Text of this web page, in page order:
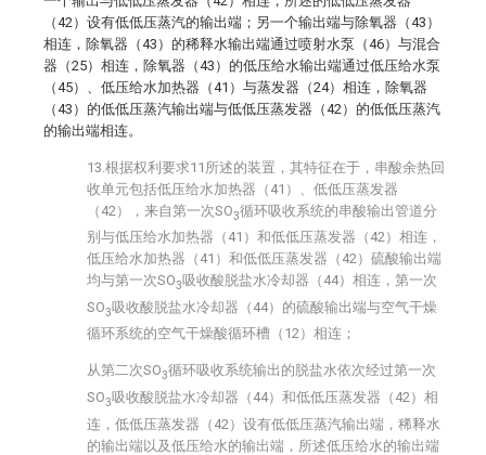
（42）设有低低压蒸汽的输出端；另一个输出端与除氧器（43）
相连，除氧器（43）的稀释水输出端通过喷射水泵（46）与混合
器（25）相连，除氧器（43）的低压给水输出端通过低压给水泵
（45）、低压给水加热器（41）与蒸发器（24）相连，除氧器
（43）的低低压蒸汽输出端与低低压蒸发器（42）的低低压蒸汽
的输出端相连。
13.根据权利要求11所述的装置，其特征在于，串酸余热回
收单元包括低压给水加热器（41）、低低压蒸发器
（42），来自第一次SO3循环吸收系统的串酸输出管道分
别与低压给水加热器（41）和低低压蒸发器（42）相连，
低压给水加热器（41）和低低压蒸发器（42）硫酸输出端
均与第一次SO3吸收酸脱盐水冷却器（44）相连，第一次
SO3 吸收酸脱盐水冷却器（44）的硫酸输出端与空气干燥
循环系统的空气干燥酸循环槽（12）相连；
从第二次SO3循环吸收系统输出的脱盐水依次经过第一次
SO3吸收酸脱盐水冷却器（44）和低低压蒸发器（42）相
连，低低压蒸发器（42）设有低低压蒸汽输出端，稀释水
的输出端以及低压给水的输出端，所述低压给水的输出端